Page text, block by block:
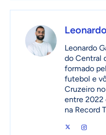
Leonardo
do Central
formado
futebol e
Cruzeiro
entre 2022
na Record